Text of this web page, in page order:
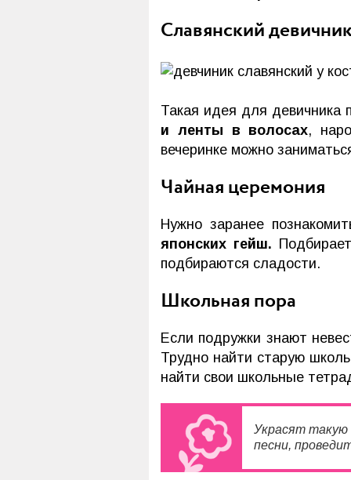
Славянский
Такая идея для девичника
и ленты в волосах,
вечеринке можно
Чайная церемония
Нужно заранее
японских гейш.
подбираются сладости.
Школьная пора
Если подружки знают
Трудно найти старую
найти свои школьные
Украсят такую
песни,